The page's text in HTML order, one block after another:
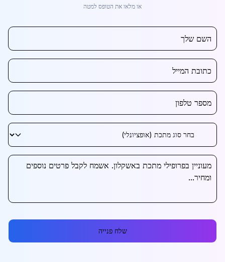
או מלאו את הטופס למטה
שלח פנייה